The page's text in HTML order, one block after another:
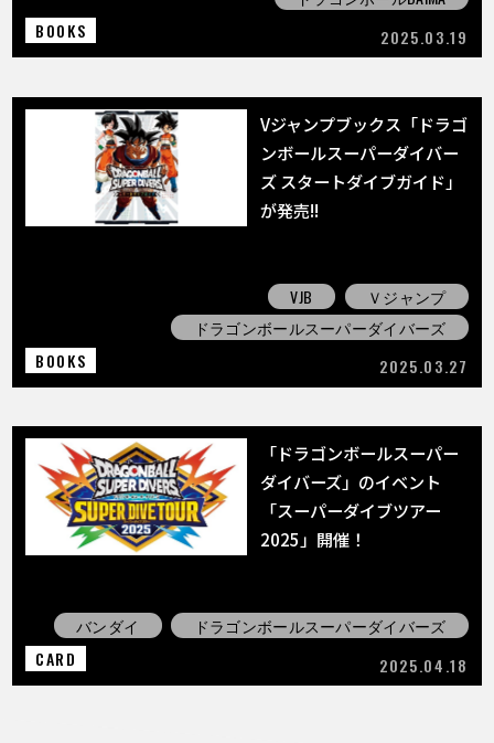
BOOKS
2025.03.19
Vジャンプブックス「ドラゴ
ンボールスーパーダイバー
ズ スタートダイブガイド」
が発売!!
VJB
Ｖジャンプ
ドラゴンボールスーパーダイバーズ
BOOKS
2025.03.27
「ドラゴンボールスーパー
ダイバーズ」のイベント
「スーパーダイブツアー
2025」開催！
バンダイ
ドラゴンボールスーパーダイバーズ
CARD
2025.04.18